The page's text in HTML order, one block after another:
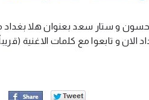
و ستار سعد بعنوان هلا بغداد
الان و تابعوا مع كلمات الاغنية